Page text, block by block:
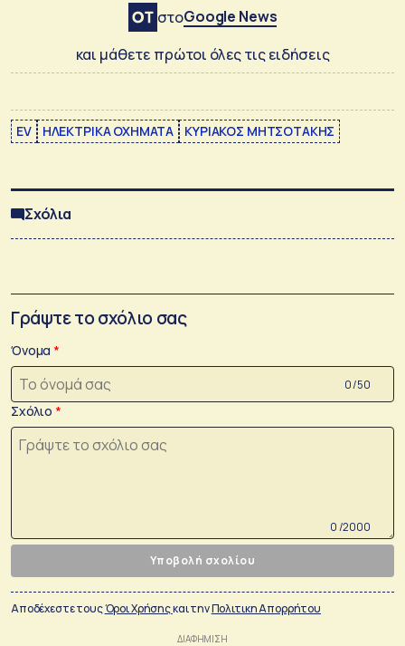
στοGoogle News
και μάθετε πρώτοι όλες τις ειδήσεις
EV ΗΛΕΚΤΡΙΚΑ ΟΧΗΜΑΤΑ ΚΥΡΙΑΚΟΣ ΜΗΤΣΟΤΑΚΗΣ
Σχόλια
Γράψτε το σχόλιο σας
Όνομα
0 /50
Σχόλιο
0 /2000
Υποβολή σχολίου
Αποδέχεστε τουςΌροι Χρήσηςκαι τηνΠολιτικη Απορρήτου